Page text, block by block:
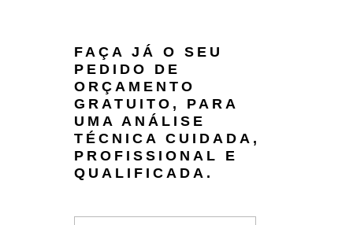
FAÇA JÁ O SEU
PEDIDO DE
ORÇAMENTO
GRATUITO, PARA
UMA ANÁLISE
TÉCNICA CUIDADA,
PROFISSIONAL E
QUALIFICADA.